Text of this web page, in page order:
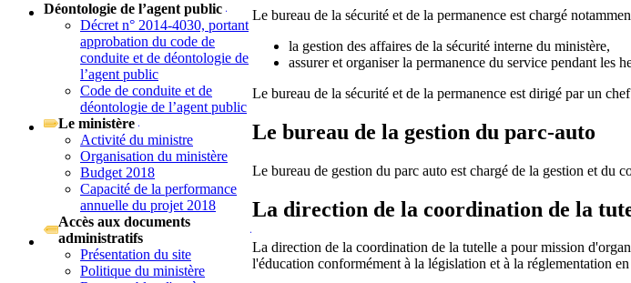
Déontologie de l’agent public
Décret n° 2014-4030, portant
approbation du code de
conduite et de déontologie de
l’agent public
Code de conduite et de
déontologie de l’agent public
Le ministère
Activité du ministre
Organisation du ministère
Budget 2018
Capacité de la performance
annuelle du projet 2018
Accès aux documents
administratifs
Présentation du site
Politique du ministère
Le bureau de la sécurité et de la permanence est chargé
la gestion des affaires de la sécurité interne du ministère,
assurer et organiser la permanence du service pendant les
Le bureau de la sécurité et de la permanence est dirigé par un
Le bureau de la gestion du parc-auto
Le bureau de gestion du parc auto est chargé de la gestion et du
La direction de la coordination de la
La direction de la coordination de la tutelle a pour mission
l'éducation conformément à la législation et à la réglementation